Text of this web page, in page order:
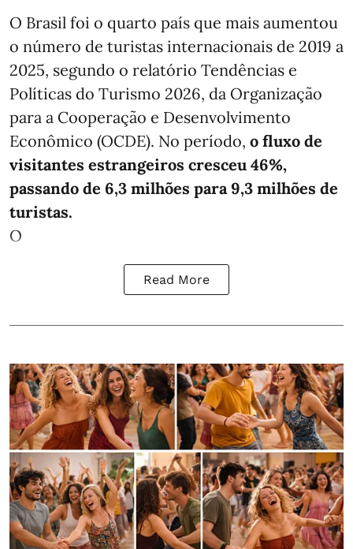
O Brasil foi o quarto país que mais aumentou
o número de turistas internacionais de 2019 a
2025, segundo o relatório Tendências e
Políticas do Turismo 2026, da Organização
para a Cooperação e Desenvolvimento
Econômico (OCDE). No período, o fluxo de
visitantes estrangeiros cresceu 46%,
passando de 6,3 milhões para 9,3 milhões de
turistas.
O
Read More